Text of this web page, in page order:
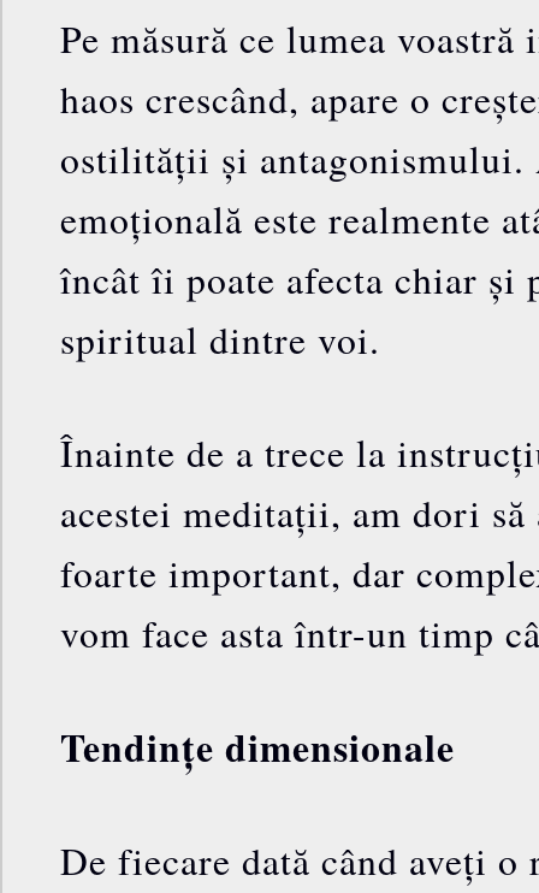
Pe măsură ce lumea
haos crescând, apare o
ostilității și antagonismului.
emoțională este realmente
încât îi poate afecta chiar și
spiritual dintre voi.
Înainte de a trece la
acestei meditații, am dori să
foarte important, dar
vom face asta într-un timp
Tendințe dimensionale
De fiecare dată când aveți o